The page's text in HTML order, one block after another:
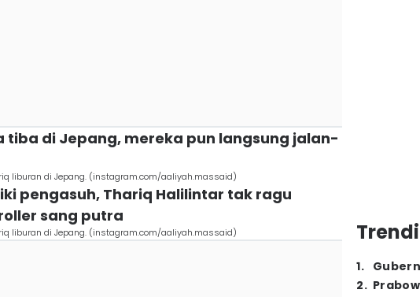
tiba di Jepang, mereka pun langsung jalan-
liburan di Jepang. (instagram.com/aaliyah.massaid)
pengasuh, Thariq Halilintar tak ragu
sang putra
liburan di Jepang. (instagram.com/aaliyah.massaid)
1.
2.